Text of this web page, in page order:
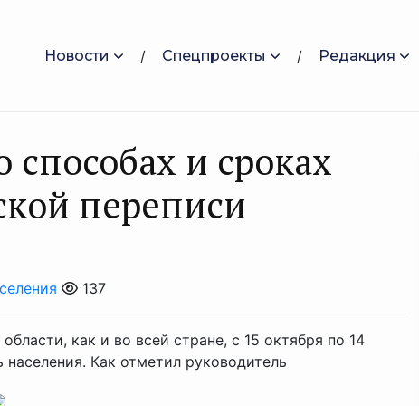
Новости Спецпроекты Редакция
и сроках
переписи
137
как и во всей стране, с 15 октября по 14
Как отметил руководитель